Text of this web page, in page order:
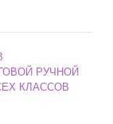
РУЧНОЙ
КЛАССОВ